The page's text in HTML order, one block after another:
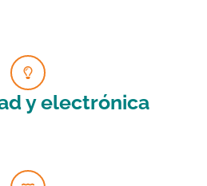
y electrónica